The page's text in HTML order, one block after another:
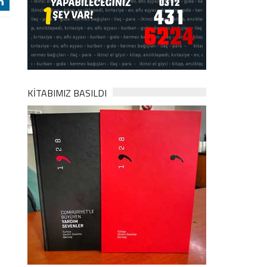
KİTABIMIZ BASILDI